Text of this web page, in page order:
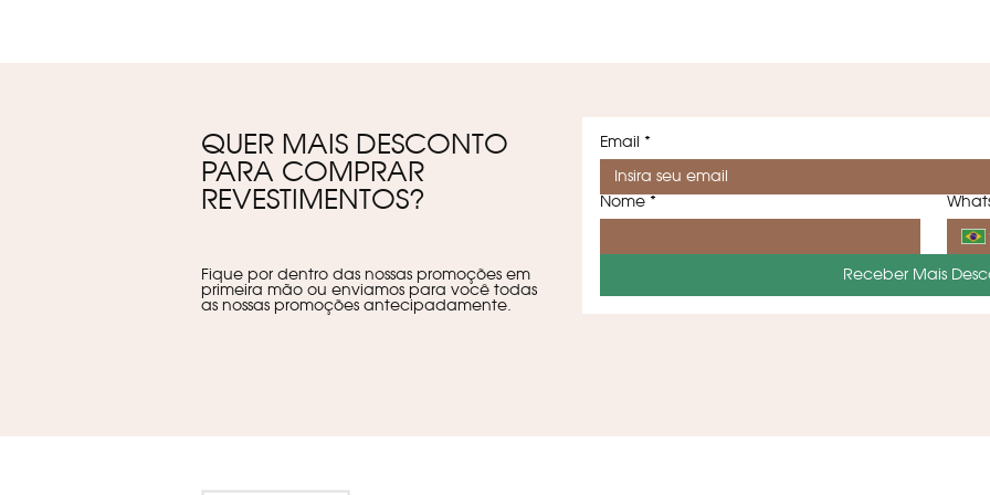
QUER MAIS DESCONTO
PARA COMPRAR
REVESTIMENTOS?
Fique por dentro das nossas promoções em
primeira mão ou enviamos para você todas
as nossas promoções antecipadamente.
Email *
Nome *
Receber Mais